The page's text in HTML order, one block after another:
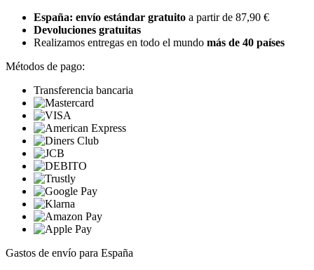
España: envío estándar gratuito a partir de 87,90 €
Devoluciones gratuitas
Realizamos entregas en todo el mundo más de 40 países
Métodos de pago:
Transferencia bancaria
Gastos de envío para España